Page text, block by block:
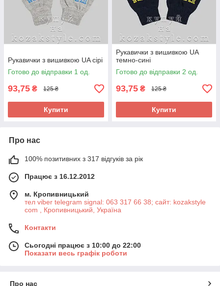
Рукавички з вишивкою UA сірі
Готово до відправки 1 од.
93,75 ₴ 125 ₴
Купити
Рукавички з вишивкою UA
темно-сині
Готово до відправки 2 од.
93,75 ₴ 125 ₴
Купити
Про нас
100% позитивних з 317 відгуків за рік
Працює з 16.12.2012
м. Кропивницький
тел viber telegram signal: 063 317 66 38; сайт: kozakstyle
com , Кропивницький, Україна
Контакти
Сьогодні працює з 10:00 до 22:00
Показати весь графік роботи
Про нас